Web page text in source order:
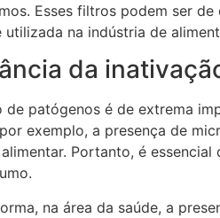
Esses filtros podem ser
utilizada na indústria de
da
de patógenos é de extrema
exemplo, a presença de
Portanto, é
na área da saúde, a